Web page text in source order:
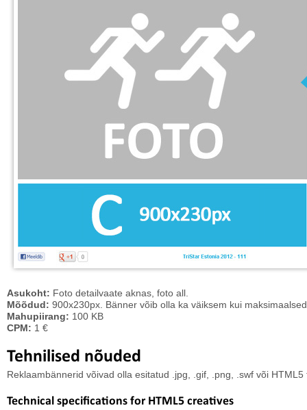
Asukoht: Foto detailvaate aknas, foto all.
Mõõdud: 900x230px. Bänner võib olla ka väiksem kui
Mahupiirang: 100 KB
CPM: 1 €
Tehnilised nõuded
Reklaambännerid võivad olla esitatud .jpg, .gif, .png, .swf või HTML5
Technical specifications for HTML5 creatives